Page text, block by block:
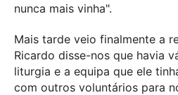
nunca mais vinha".
Mais tarde veio finalmente a
Ricardo disse-nos que havia
liturgia e a equipa que ele
com outros voluntários para